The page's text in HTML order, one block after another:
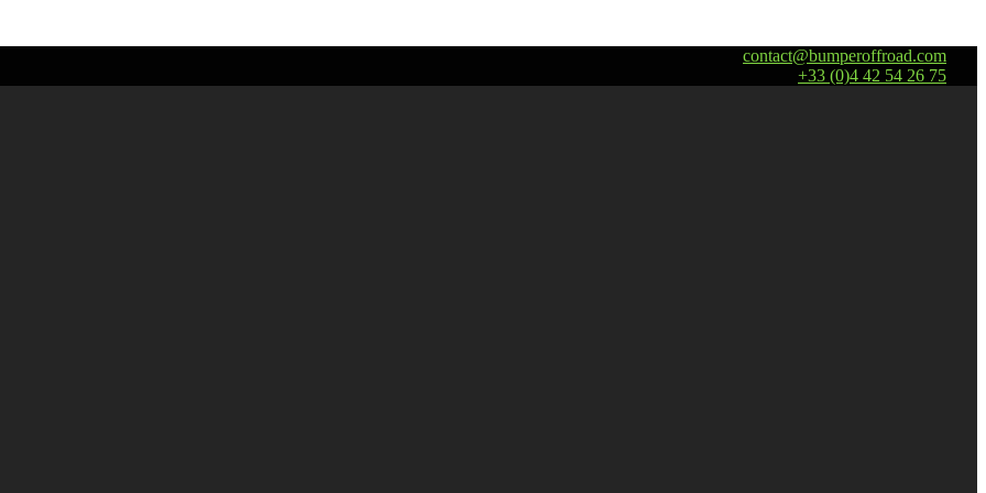
contact@bumperoffroad.com
+33 (0)4 42 54 26 75